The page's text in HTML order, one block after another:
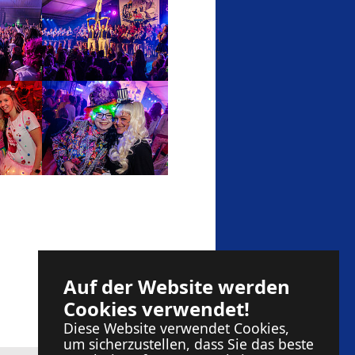
Auf der Website werden
Cookies verwendet!
Diese Website verwendet Cookies,
um sicherzustellen, dass Sie das beste
Show larger version
Show larger version
Show larger version
Show larger version
Show larger version
Show larger version
Show larger version
Show larger version